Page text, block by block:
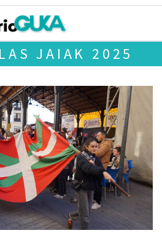
JAIAK 2025